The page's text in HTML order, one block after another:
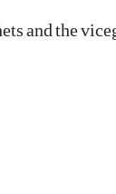
and the